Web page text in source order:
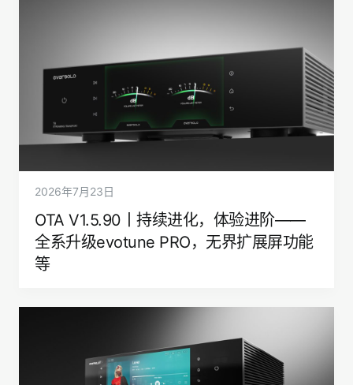
2026年7月23日
OTA V1.5.90丨持续进化，体验进阶——
全系升级evotune PRO，无界扩展屏功能
等